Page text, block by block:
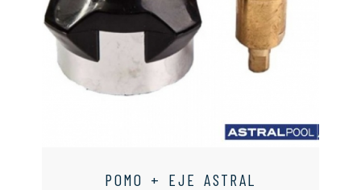
POMO + EJE ASTRAL